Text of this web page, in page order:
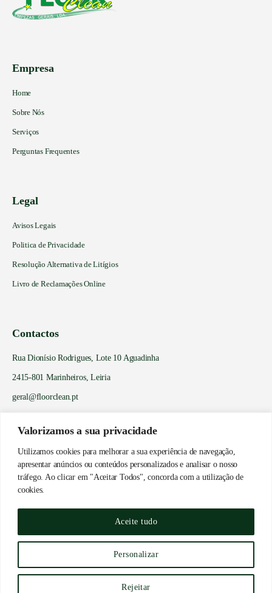
Valorizamos a sua privacidade
Utilizamos cookies para melhorar a sua experiência de navegação,
apresentar anúncios ou conteúdos personalizados e analisar o nosso
tráfego. Ao clicar em "Aceitar Todos", concorda com a utilização de
cookies.
Personalizar
Rejeitar
Aceite tudo
Empresa
Home
Sobre Nós
Serviços
Perguntas Frequentes
Legal
Avisos Legais
Politica de Privacidade
Resolução Alternativa de Litígios
Livro de Reclamações Online
Contactos
Rua Dionísio Rodrigues, Lote 10 Aguadinha
2415-801 Marinheiros, Leiria
geral@floorclean.pt
Tm: 916 612 795*
* Chamada para a rede móvel nacional
© 2024 FLOOR CLEAN - LIMPEZAS GERAIS UNIPESSOAL, LDA | TODOS
OS DIREITOS RESERVADOS.